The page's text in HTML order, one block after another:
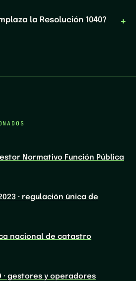
la Resolución 1040?
Normativo Función Pública
· regulación única de
nacional de catastro
· gestores y operadores